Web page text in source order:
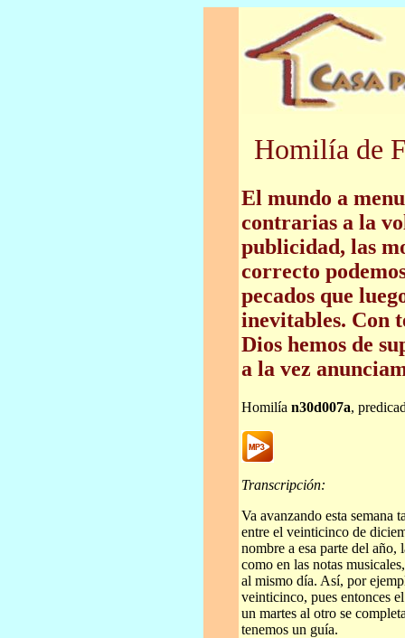
Homilía de
El mundo a
contrarias a la
publicidad, las
correcto
pecados que
inevitables. Con
Dios hemos de
a la vez
Homilía n30d007a,
Transcripción:
Va avanzando esta semana
entre el veinticinco de
nombre a esa parte del
como en las notas
al mismo día. Así, por
veinticinco, pues entonces
un martes al otro se
tenemos un guía.